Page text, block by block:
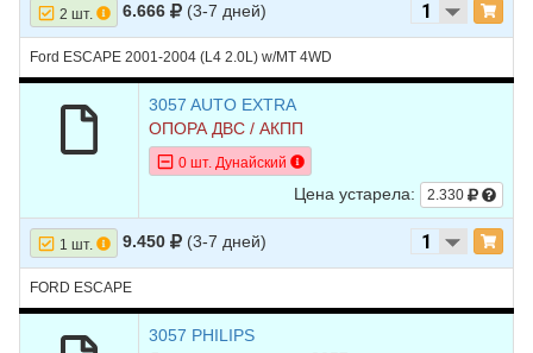
21 CHEVROLET
V8 6.0L HYBRID -
CHEVROLET TAHOE
CHEVROLET TAHOE 2008
ELECTRIC/GAS
25 CHEVROLET
26 CHEVROLET TAHOE 2007 V8 5.3L
27 CHRYSLER 300 2010 V6 2.7L - (300С)
2 шт. 6.666 (3-7 дней)
Ford ESCAPE 2001-2004 (L4 2.0L) w/MT 4WD
3057 AUTO EXTRA
ОПОРА ДВС / АКПП
0 шт. Дунайский
Цена устарела: 2.330
1 шт. 9.450 (3-7 дней)
FORD ESCAPE
3057 PHILIPS